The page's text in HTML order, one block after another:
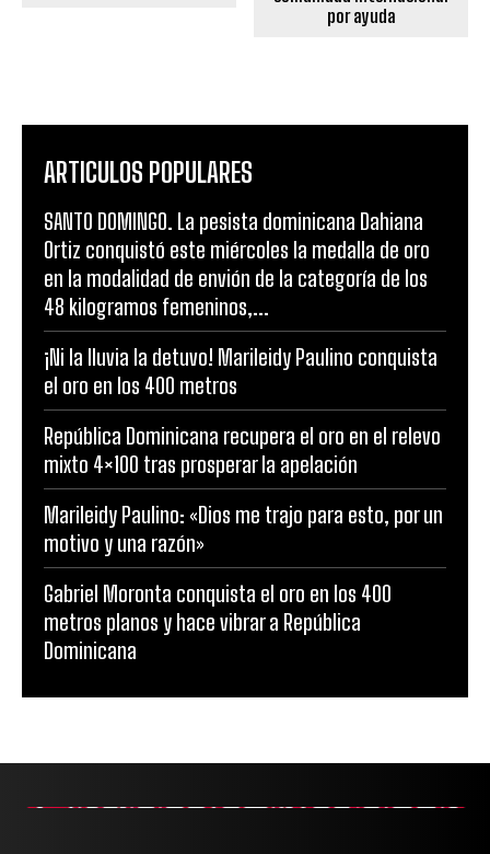
por ayuda
ARTICULOS POPULARES
SANTO DOMINGO. La pesista dominicana Dahiana
Ortiz conquistó este miércoles la medalla de oro
en la modalidad de envión de la categoría de los
48 kilogramos femeninos,...
¡Ni la lluvia la detuvo! Marileidy Paulino conquista
el oro en los 400 metros
República Dominicana recupera el oro en el relevo
mixto 4×100 tras prosperar la apelación
Marileidy Paulino: «Dios me trajo para esto, por un
motivo y una razón»
Gabriel Moronta conquista el oro en los 400
metros planos y hace vibrar a República
Dominicana